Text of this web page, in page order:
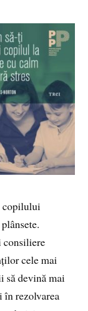
copilului
consiliere
cele mai
să devină mai
rezolvarea